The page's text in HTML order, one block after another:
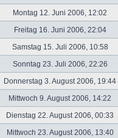
Montag 12. Juni 2006, 12:02
Freitag 16. Juni 2006, 22:04
Samstag 15. Juli 2006, 10:58
Sonntag 23. Juli 2006, 22:26
Donnerstag 3. August 2006, 19:44
Mittwoch 9. August 2006, 14:22
Dienstag 22. August 2006, 00:33
Mittwoch 23. August 2006, 13:40